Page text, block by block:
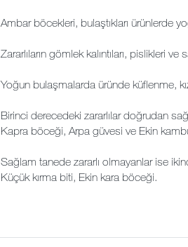
Ambar böcekleri, bulaştıkları ürünlerde
Zararlıların gömlek kalıntıları, pislikleri
Yoğun bulaşmalarda üründe küflenme,
Birinci derecedeki zararlılar doğrudan
Kapra böceği, Arpa güvesi ve Ekin
Sağlam tanede zararlı olmayanlar ise
Küçük kırma biti, Ekin kara böceği.